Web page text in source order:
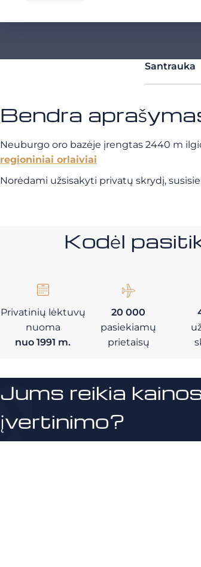
Santrauka
Bendra
Neuburgo oro bazėje įrengtas 2440 m
regioniniai orlaiviai
Norėdami užsisakyti privatų skrydį,
Kodėl
Privatinių lėktuvų
nuoma
nuo 1991 m.
20 000
pasiekiamų
prietaisų
Jums reikia
įvertinimo?